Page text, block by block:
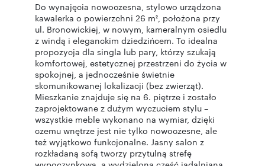
Do wynajęcia nowoczesna, stylowo urządzona
kawalerka o powierzchni 26 m², położona przy
ul. Bronowickiej, w nowym, kameralnym osiedlu
z windą i eleganckim dziedzińcem. To idealna
propozycja dla singla lub pary, którzy szukają
komfortowej, estetycznej przestrzeni do życia w
spokojnej, a jednocześnie świetnie
skomunikowanej lokalizacji (bez zwierząt).
Mieszkanie znajduje się na 6. piętrze i zostało
zaprojektowane z dużym wyczuciem stylu –
wszystkie meble wykonano na wymiar, dzięki
czemu wnętrze jest nie tylko nowoczesne, ale
też wyjątkowo funkcjonalne. Jasny salon z
rozkładaną sofą tworzy przytulną strefę